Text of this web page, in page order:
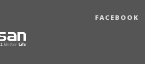
FACEBOOK